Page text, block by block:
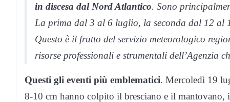
in discesa dal Nord Atlantico. Sono
La prima dal 3 al 6 luglio, la seconda dal 12 al
Questo è il frutto del servizio meteorologico
risorse professionali e strumentali dell’Agenzia
Questi gli eventi più emblematici. Mercoledì 19
8-10 cm hanno colpito il bresciano e il